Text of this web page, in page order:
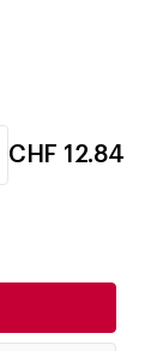
CHF 12.84